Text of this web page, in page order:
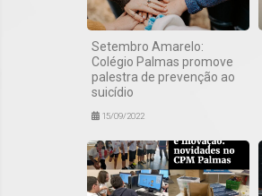
Setembro Amarelo:
Colégio Palmas promove
palestra de prevenção ao
suicídio
15/09/2022